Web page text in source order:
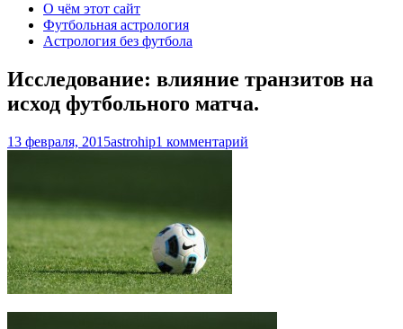
О чём этот сайт
Футбольная астрология
Астрология без футбола
Исследование: влияние транзитов на
исход футбольного матча.
13 февраля, 2015astrohip1 комментарий